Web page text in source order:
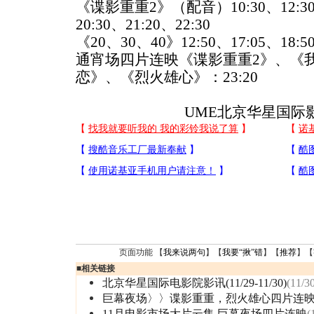
《谍影重重2》（配音）10:30、
20:30、21:20、22:30
《20、30、40》12:50、17:05、
通宵场四片连映《谍影重重2》、《
恋》、《烈火雄心》：23:20
UME北京华星国际影
页面功能 【我来说两句 】【我要“揪”错】【推荐】
■相关链接
北京华星国际电影院影讯(11/29-11/30)(11/
巨幕夜场〉〉谍影重重，烈火雄心四片连